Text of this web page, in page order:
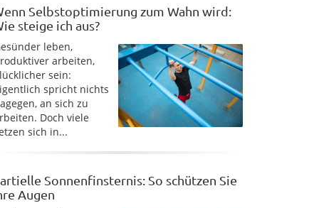
Selbstoptimierung zum Wahn wird:
steige ich aus?
leben,
arbeiten,
sein:
spricht nichts
an sich zu
Doch viele
sich in...
Sonnenfinsternis: So schützen Sie
Augen